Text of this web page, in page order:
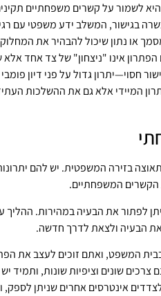
לשמור על קשרים משפחתיים
בגישור, המשלב ידע משפטי עם
או נתון שיכול להבהיר את
הפתרון אינו "ניצחון" של צד אחד אלא
חסוי—יתרון גדול על פני דיון
המיידי אלא גם את ההשלכות
בזירה המשפטית. יש להם
הקשרים המשפחתיים.
לפתור את הבעיה במהירות.
הבעיה ולצאת לדרך חדשה.
המשפט, ואתם זוכים לעצב את
צרכים שונים וציפיות שונות,
אינטרסים אחרים שניתן